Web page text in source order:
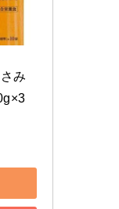
み